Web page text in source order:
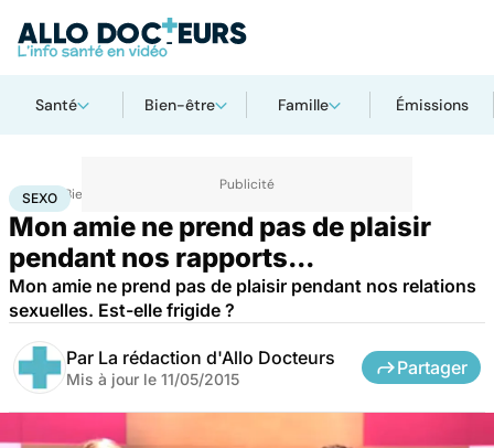
Santé Bien-être Famille Émissions
Accueil Bien-être
SEXO
Mon amie ne prend pas de plaisir
pendant nos rapports...
Mon amie ne prend pas de plaisir pendant nos relations
sexuelles. Est-elle frigide ?
Par La rédaction d'Allo Docteurs
Mis à jour le 11/05/2015
Partager